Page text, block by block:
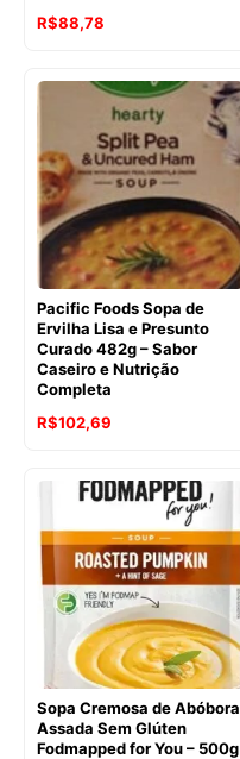
O
original
R$111,04.
R$88,78
atual
é:
R$88,78.
Pacific Foods Sopa de
Ervilha Lisa e Presunto
Curado 482g – Sabor
Caseiro e Nutrição
Completa
O
original
R$111,04.
R$102,69
atual
R$102,69.
Sopa Cremosa de Abóbora
Assada Sem Glúten
Fodmapped for You – 500g